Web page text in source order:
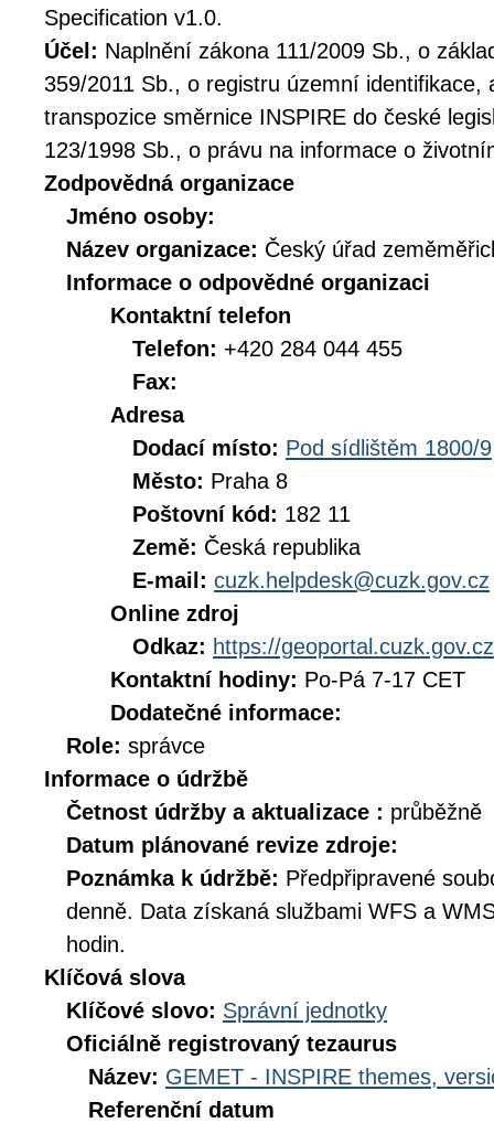
Specification v1.0.
Účel: Naplnění zákona 111/2009 Sb., o
359/2011 Sb., o registru územní identifikace,
transpozice směrnice INSPIRE do české
123/1998 Sb., o právu na informace o
Zodpovědná organizace
Jméno osoby:
Název organizace: Český úřad
Informace o odpovědné organizaci
Kontaktní telefon
Telefon: +420 284 044 455
Fax:
Adresa
Dodací místo: Pod sídlištěm 1800/9
Město: Praha 8
Poštovní kód: 182 11
Země: Česká republika
E-mail: cuzk.helpdesk@cuzk.gov.cz
Online zdroj
Odkaz: https://geoportal.cuzk.gov.cz
Kontaktní hodiny: Po-Pá 7-17 CET
Dodatečné informace:
Role: správce
Informace o údržbě
Četnost údržby a aktualizace : průběžně
Datum plánované revize zdroje:
Poznámka k údržbě: Předpřipravené
denně. Data získaná službami WFS a
hodin.
Klíčová slova
Klíčové slovo: Správní jednotky
Oficiálně registrovaný tezaurus
Název: GEMET - INSPIRE themes,
Referenční datum